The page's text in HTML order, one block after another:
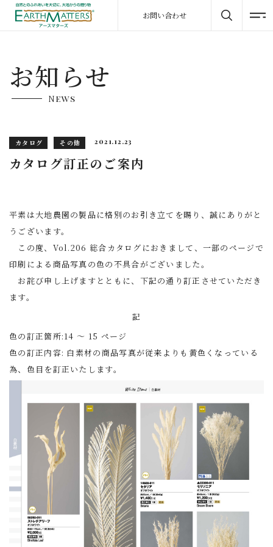
お問い合わせ
お知らせ
News
カタログ その他 2021.12.23
カタログ訂正のご案内
平素は大地農園の製品に格別のお引き立てを賜り、誠にありがと
うございます。
この度、Vol.206 総合カタログにおきまして、一部のページで
印刷による商品写真の色の不具合がございました。
お詫び申し上げますとともに、下記の通り訂正させていただき
ます。
記
色の訂正箇所:14 ～ 15 ページ
色の訂正内容: 白素材の商品写真が従来よりも黄色くなっている
為、色目を訂正いたします。